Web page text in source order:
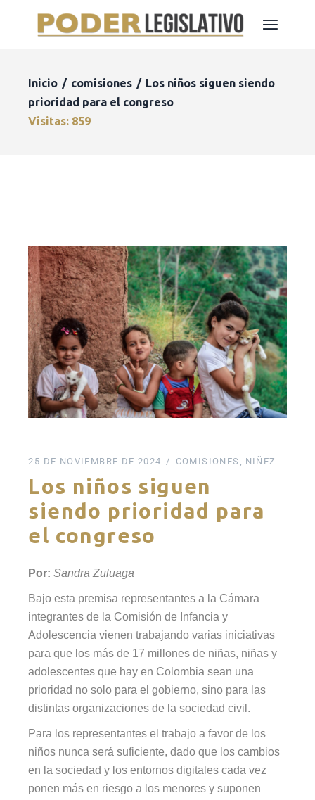
Inicio comisiones
Los niños siguen siendo
prioridad para el congreso
Visitas: 859
25 DE NOVIEMBRE DE 2024 COMISIONES NIÑEZ
Los niños siguen
siendo prioridad para
el congreso
Por: Sandra Zuluaga
Bajo esta premisa representantes a la Cámara
integrantes de la Comisión de Infancia y
Adolescencia vienen trabajando varias iniciativas
para que los más de 17 millones de niñas, niñas y
adolescentes que hay en Colombia sean una
prioridad no solo para el gobierno, sino para las
distintas organizaciones de la sociedad civil.
Para los representantes el trabajo a favor de los
niños nunca será suficiente, dado que los cambios
en la sociedad y los entornos digitales cada vez
ponen más en riesgo a los menores y suponen